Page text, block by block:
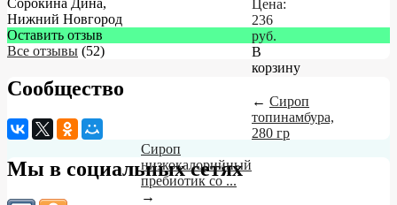
Сорокина Дина,
Нижний Новгород
Оставить отзыв
Все отзывы (52)
Сообщество
Мы в социальных сетях
Цена:
236
руб.
В
корзину
← Сироп
топинамбура,
280 гр
Сироп
низкокалорийный
пребиотик со ...
→